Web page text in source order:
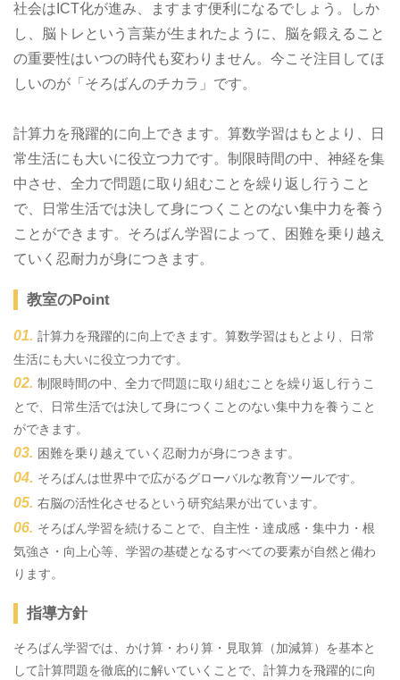
社会はICT化が進み、ますます便利になるでしょう。しか
し、脳トレという言葉が生まれたように、脳を鍛えること
の重要性はいつの時代も変わりません。今こそ注目してほ
しいのが「そろばんのチカラ」です。
計算力を飛躍的に向上できます。算数学習はもとより、日
常生活にも大いに役立つ力です。制限時間の中、神経を集
中させ、全力で問題に取り組むことを繰り返し行うこと
で、日常生活では決して身につくことのない集中力を養う
ことができます。そろばん学習によって、困難を乗り越え
ていく忍耐力が身につきます。
教室のPoint
計算力を飛躍的に向上できます。算数学習はもとより、日常
生活にも大いに役立つ力です。
制限時間の中、全力で問題に取り組むことを繰り返し行うこ
とで、日常生活では決して身につくことのない集中力を養うこと
ができます。
困難を乗り越えていく忍耐力が身につきます。
そろばんは世界中で広がるグローバルな教育ツールです。
右脳の活性化させるという研究結果が出ています。
そろばん学習を続けることで、自主性・達成感・集中力・根
気強さ・向上心等、学習の基礎となるすべての要素が自然と備わ
ります。
指導方針
そろばん学習では、かけ算・わり算・見取算（加減算）を基本と
して計算問題を徹底的に解いていくことで、計算力を飛躍的に向